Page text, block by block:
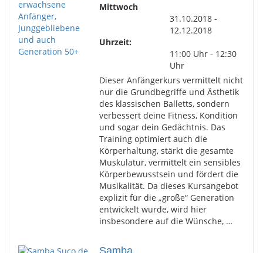
Mittwoch
31.10.2018 -
12.12.2018
Uhrzeit:
11:00 Uhr - 12:30
Uhr
Dieser Anfängerkurs vermittelt nicht
nur die Grundbegriffe und Ästhetik
des klassischen Balletts, sondern
verbessert deine Fitness, Kondition
und sogar dein Gedächtnis. Das
Training optimiert auch die
Körperhaltung, stärkt die gesamte
Muskulatur, vermittelt ein sensibles
Körperbewusstsein und fördert die
Musikalität. Da dieses Kursangebot
explizit für die „große“ Generation
entwickelt wurde, wird hier
insbesondere auf die Wünsche, …
Samba